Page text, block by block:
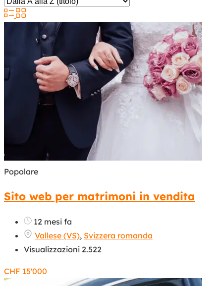
Popolare
Sito web per matrimoni in vendita
12 mesi fa
Vallese (VS), Svizzera romanda
Visualizzazioni 2.522
CHF 15'000